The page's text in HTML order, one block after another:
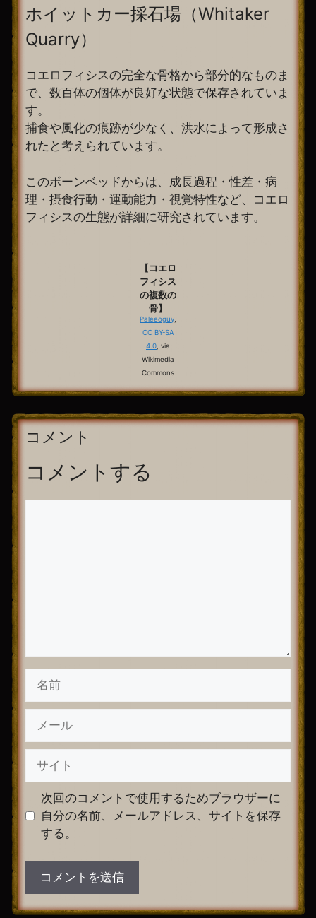
ホイットカー採石場（Whitaker
Quarry）
コエロフィシスの完全な骨格から部分的なものま
で、数百体の個体が良好な状態で保存されていま
す。
捕食や風化の痕跡が少なく、洪水によって形成さ
れたと考えられています。
このボーンベッドからは、成長過程・性差・病
理・摂食行動・運動能力・視覚特性など、コエロ
フィシスの生態が詳細に研究されています。
【コエロ
フィシス
の複数の
骨】
Paleeoguy
CC BY-SA
4.0 , via
Wikimedia
Commons
コメント
コメントする
ル
次回のコメントで使用するためブラウザーに
自分の名前、メールアドレス、サイトを保存
する。